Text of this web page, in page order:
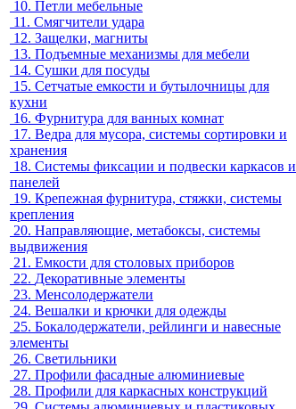
10. Петли мебельные
11. Смягчители удара
12. Защелки, магниты
13. Подъемные механизмы для мебели
14. Сушки для посуды
15. Сетчатые емкости и бутылочницы для
кухни
16. Фурнитура для ванных комнат
17. Ведра для мусора, системы сортировки и
хранения
18. Системы фиксации и подвески каркасов и
панелей
19. Крепежная фурнитура, стяжки, системы
крепления
20. Направляющие, метабоксы, системы
выдвижения
21. Емкости для столовых приборов
22. Декоративные элементы
23. Менсолодержатели
24. Вешалки и крючки для одежды
25. Бокалодержатели, рейлинги и навесные
элементы
26. Светильники
27. Профили фасадные алюминиевые
28. Профили для каркасных конструкций